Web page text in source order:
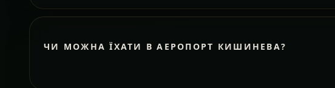
ЧИ МОЖНА ЇХАТИ В АЕРОПОРТ КИШИНЕВА?